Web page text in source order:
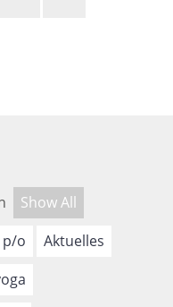
Show All
p/o
Aktuelles